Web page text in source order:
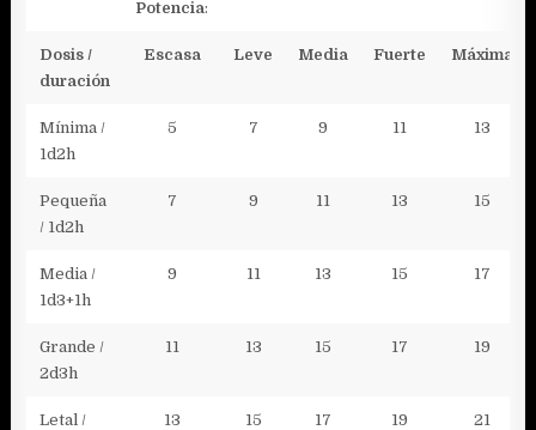
Potencia:
Dosis /
duración
Escasa Leve Media Fuerte Máxima
Mínima /
1d2h
5 7 9 11 13
Pequeña
/ 1d2h
7 9 11 13 15
Media /
1d3+1h
9 11 13 15 17
Grande /
2d3h
11 13 15 17 19
Letal /
13 15 17 19 21